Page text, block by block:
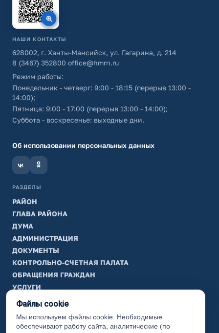
НАШИ КОНТАКТЫ
628002, г. Ханты-Мансийск, ул. Гагарина, д. 214
8 (3467) 352800 office@hmrn.ru
Режим работы:
Понедельник - четверг: 9:00 - 18:15 (перерыв 13:00 -
14:00);
Пятница: 9:00 - 17:00 (перерыв 13:00 - 14:00);
Суббота - воскресенье: выходные дни.
Об использовании персональных данных
РАЗДЕЛЫ
РАЙОН
ГЛАВА РАЙОНА
ДУМА
АДМИНИСТРАЦИЯ
ДОКУМЕНТЫ
КОНТРОЛЬНО-СЧЕТНАЯ ПАЛАТА
ОБРАЩЕНИЯ ГРАЖДАН
УСЛУГИ
ТИК
ИНФОРМАЦИЯ
Файлы cookie
Мы используем файлы cookie. Необходимые
обеспечивают работу сайта, аналитические (по